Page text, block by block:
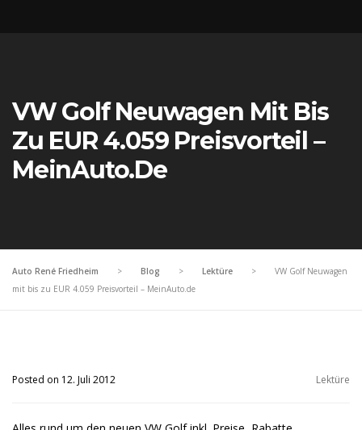
VW Golf Neuwagen Mit Bis
Zu EUR 4.059 Preisvorteil –
MeinAuto.de
Auto René Friedheim > Blog > Lektüre >
VW Golf Neuwagen
mit bis zu EUR 4.059 Preisvorteil – MeinAuto.de
Posted on 12. Juli 2012 Lektüre